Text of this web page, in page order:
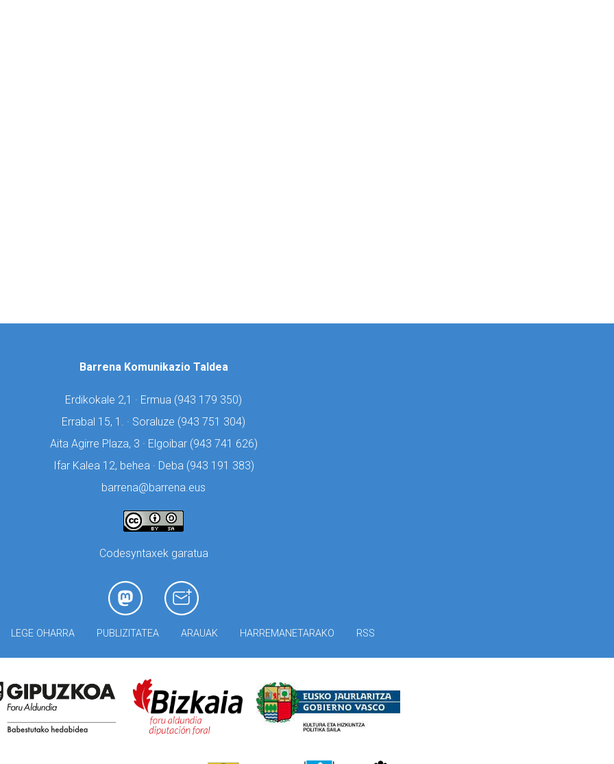
Barrena Komunikazio Taldea
Erdikokale 2,1 · Ermua (943 179 350)
Errabal 15, 1. · Soraluze (943 751 304)
Aita Agirre Plaza, 3 · Elgoibar (943 741 626)
Ifar Kalea 12, behea · Deba (943 191 383)
barrena@barrena.eus
Codesyntaxek garatua
LEGE OHARRA PUBLIZITATEA ARAUAK HARREMANETARAKO RSS